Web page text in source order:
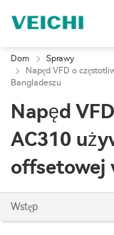
Dom
Sprawy
Napęd VFD o
Bangladeszu
Napęd
AC310
offsetowej
Wstęp